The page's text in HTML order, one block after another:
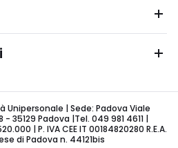
Unipersonale | Sede: Padova Viale
35129 Padova |Tel. 049 981 4611 |
| P. IVA CEE IT 00184820280 R.E.A.
di Padova n. 44121bis